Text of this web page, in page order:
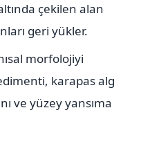
çekilen alan
geri yükler.
morfolojiyi
karapas alg
ve yüzey yansıma